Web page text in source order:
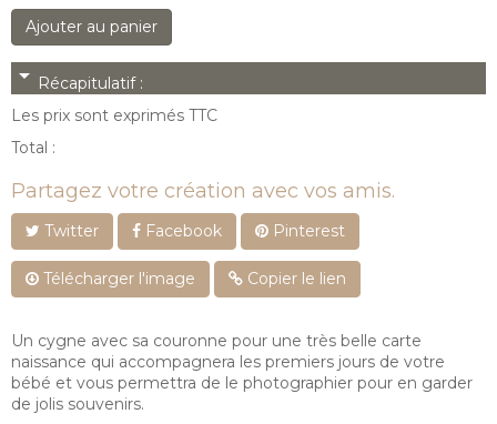
Ajouter au panier
arrow_drop_down Récapitulatif :
Les prix sont exprimés TTC
Total :
Partagez votre création avec vos amis.
Twitter Facebook Pinterest
Télécharger l'image Copier le lien
Un cygne avec sa couronne pour une très belle carte
naissance qui accompagnera les premiers jours de votre
bébé et vous permettra de le photographier pour en garder
de jolis souvenirs.